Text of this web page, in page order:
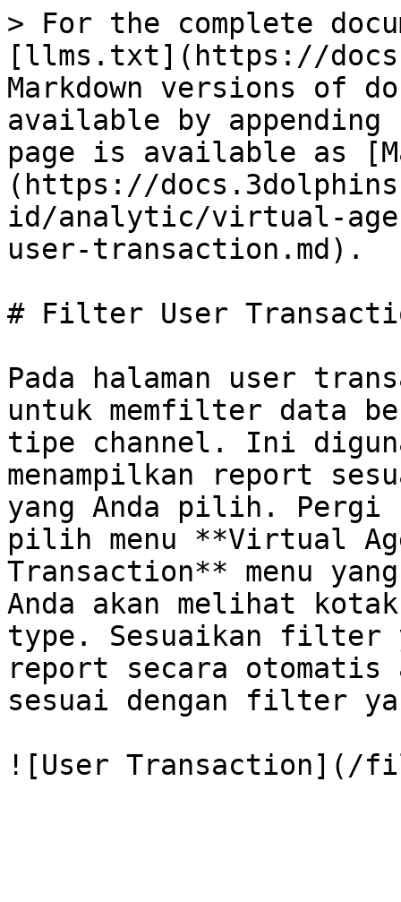
> For the complete
[llms.txt](https://
Markdown versions of
available by
page is available as
(https://
id/analytic/virtual-
user-transaction.md).
# Filter User
Pada halaman user
untuk memfilter data
tipe channel. Ini
menampilkan report
yang Anda pilih. Pergi
pilih menu **Virtual
Transaction** menu
Anda akan melihat
type. Sesuaikan filter
report secara otomatis
sesuai dengan filter